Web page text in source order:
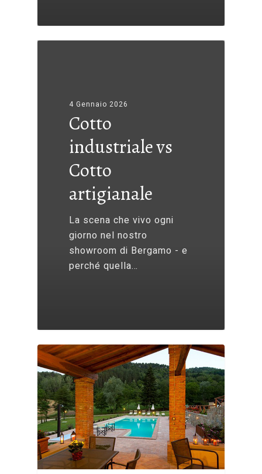
4 Gennaio 2026
Cotto
industriale vs
Cotto
artigianale
La scena che vivo ogni
giorno nel nostro
showroom di Bergamo - e
perché quella…